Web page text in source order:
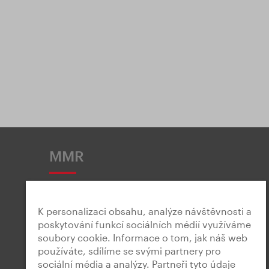
MMR
Snadné čtení
K personalizaci obsahu, analýze návštěvnosti a
poskytování funkcí sociálních médií využíváme
soubory cookie. Informace o tom, jak náš web
používáte, sdílíme se svými partnery pro
sociální média a analýzy. Partneři tyto údaje